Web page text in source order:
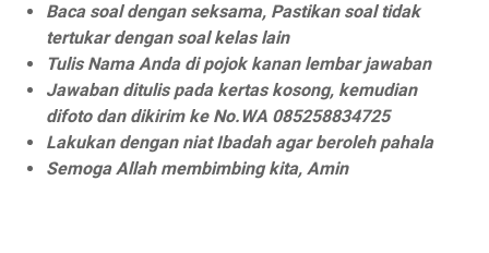
Baca soal dengan seksama, Pastikan soal tidak
tertukar dengan soal kelas lain
Tulis Nama Anda di pojok kanan lembar jawaban
Jawaban ditulis pada kertas kosong, kemudian
difoto dan dikirim ke No.WA 085258834725
Lakukan dengan niat Ibadah agar beroleh pahala
Semoga Allah membimbing kita, Amin